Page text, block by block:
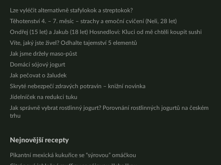
Lze vyléčit alternativně stafylokok a streptokok?
Těhotenství 4. – 7. měsíc – strachy a emoční cvičení (Neli, 28 let)
Ondřej (15 let) a Jakub (18 let) Hosnedlovi: Kluci od mě chtěli koupit sushi
Víte, jaký jste živel? Odhalte tajemství 5 elementů
Jak jsme držely maso-půst
Domácí sójový jogurt
Jak pečovat o žaludek
Skryté nebezpečí zdravých potravin – knižní novinka
Jídelníček na redukci tuku
Jak správně vybrat rostlinný jogurt? Porovnání rostlinných jogurtů na českém
trhu
Nejnovější recepty
Pikantní mexická kukuřice se “sýrovou” omáčkou